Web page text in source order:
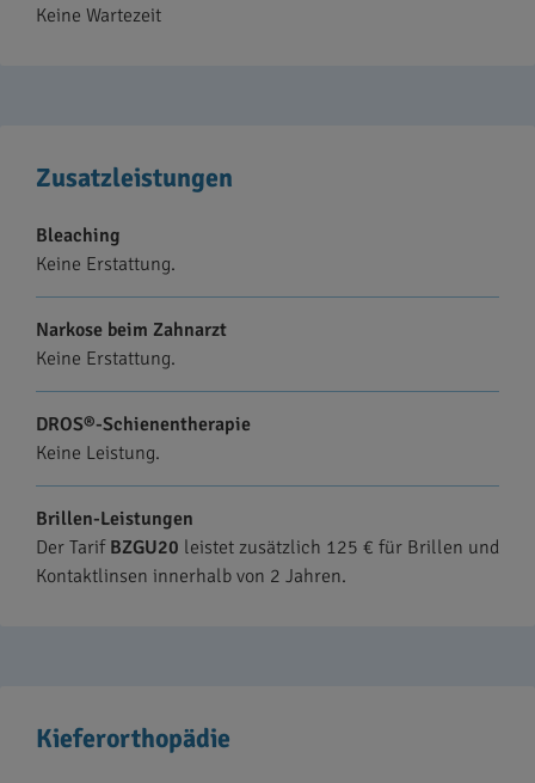
Keine Wartezeit
Zusatzleistungen
Bleaching
Keine Erstattung.
Narkose beim Zahnarzt
Keine Erstattung.
DROS®-Schienentherapie
Keine Leistung.
Brillen-Leistungen
Der TarifBZGU20 leistet zusätzlich 125 € für Brillen und
Kontaktlinsen innerhalb von 2 Jahren.
Kieferorthopädie